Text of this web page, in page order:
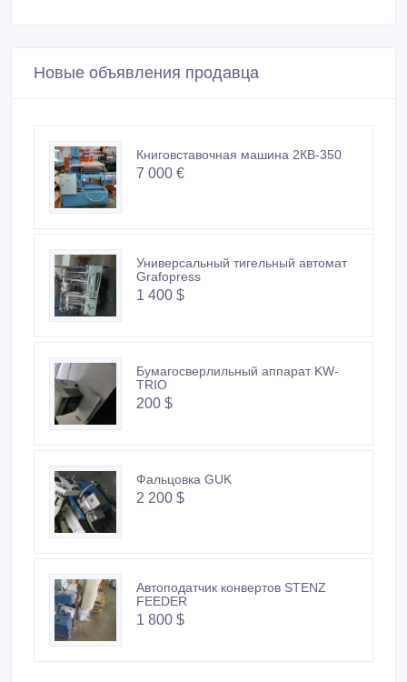
Новые объявления продавца
Книговставочная машина 2КВ-350
7 000 €
Универсальный тигельный автомат
Grafopress
1 400 $
Бумагосверлильный аппарат KW-
TRIO
200 $
Фальцовка GUK
2 200 $
Автоподатчик конвертов STENZ
FEEDER
1 800 $